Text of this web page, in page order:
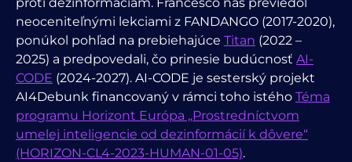
proti dezinformáciám. Francesco nás previedol
neoceniteľnými lekciami z FANDANGO (2017-2020),
ponúkol pohľad na prebiehajúce Titan (2022 –
2025) a predpovedali, čo prinesie budúcnosť AI-
CODE (2024-2027). AI-CODE je sesterský projekt
AI4Debunk financovaný v rámci toho istého Téma
programu Horizont Európa „Prostredníctvom
umelej inteligencie od dezinformácií k dôvere“
(HORIZON-CL4-2023-HUMAN-01-05).